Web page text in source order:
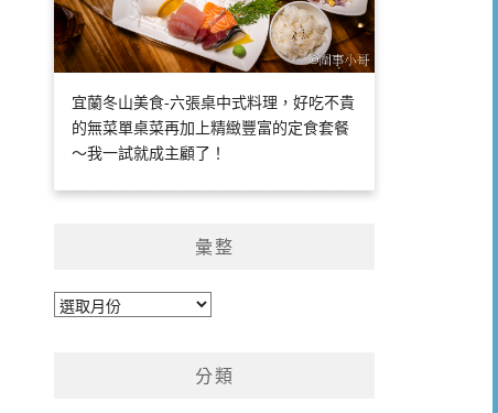
宜蘭冬山美食-六張桌中式料理，好吃不貴
的無菜單桌菜再加上精緻豐富的定食套餐
～我一試就成主顧了！
彙整
彙
分類